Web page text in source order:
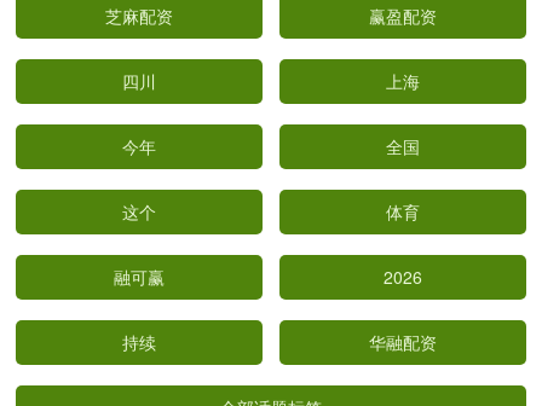
芝麻配资 赢盈配资
四川 上海
今年 全国
这个 体育
融可赢 2026
持续 华融配资